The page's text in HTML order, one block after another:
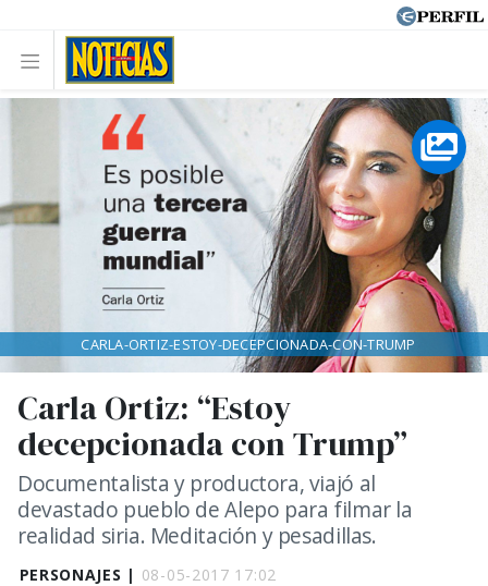
PERSONAJES | 08-05-2017 17:02
Carla Ortiz: “Estoy
decepcionada con Trump”
Documentalista y productora, viajó al
devastado pueblo de Alepo para filmar la
realidad siria. Meditación y pesadillas.
CARLA-ORTIZ-ESTOY-DECEPCIONADA-CON-TRUMP